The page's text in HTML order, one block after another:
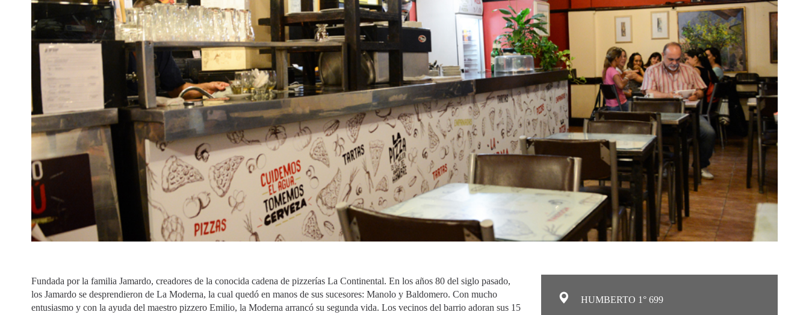
Fundada por la familia Jamardo, creadores de la conocida cadena de pizzerías La Continental. En los años 80 del siglo pasado,
los Jamardo se desprendieron de La Moderna, la cual quedó en manos de sus sucesores: Manolo y Baldomero. Con mucho
entusiasmo y con la ayuda del maestro pizzero Emilio, la Moderna arrancó su segunda vida. Los vecinos del barrio adoran sus 15
HUMBERTO 1° 699